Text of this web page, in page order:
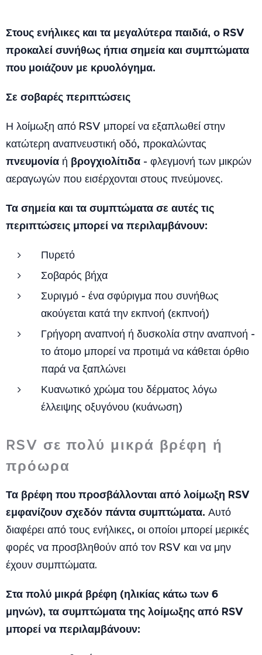
Στους ενήλικες και τα μεγαλύτερα παιδιά, ο RSV
προκαλεί συνήθως ήπια σημεία και συμπτώματα
που μοιάζουν με κρυολόγημα.
Σε σοβαρές περιπτώσεις
Η λοίμωξη από RSV μπορεί να εξαπλωθεί στην
κατώτερη αναπνευστική οδό, προκαλώντας
πνευμονία ή βρογχιολίτιδα - φλεγμονή των μικρών
αεραγωγών που εισέρχονται στους πνεύμονες.
Τα σημεία και τα συμπτώματα σε αυτές τις
περιπτώσεις μπορεί να περιλαμβάνουν:
Πυρετό
Σοβαρός βήχα
Συριγμό - ένα σφύριγμα που συνήθως
ακούγεται κατά την εκπνοή (εκπνοή)
Γρήγορη αναπνοή ή δυσκολία στην αναπνοή -
το άτομο μπορεί να προτιμά να κάθεται όρθιο
παρά να ξαπλώνει
Κυανωτικό χρώμα του δέρματος λόγω
έλλειψης οξυγόνου (κυάνωση)
RSV σε πολύ μικρά βρέφη ή
πρόωρα
Τα βρέφη που προσβάλλονται από λοίμωξη RSV
εμφανίζουν σχεδόν πάντα συμπτώματα. Αυτό
διαφέρει από τους ενήλικες, οι οποίοι μπορεί μερικές
φορές να προσβληθούν από τον RSV και να μην
έχουν συμπτώματα.
Στα πολύ μικρά βρέφη (ηλικίας κάτω των 6
μηνών), τα συμπτώματα της λοίμωξης από RSV
μπορεί να περιλαμβάνουν: